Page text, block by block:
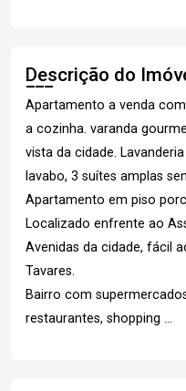
Descrição do
Apartamento a venda
a cozinha. varanda
vista da cidade. Lavanderia
lavabo, 3 suítes amplas
Apartamento em piso
Localizado enfrente ao
Avenidas da cidade, fácil
Tavares.
Bairro com
restaurantes, shopping ...